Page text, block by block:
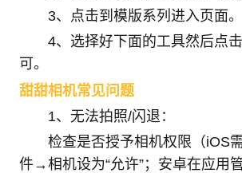
3、点击到模版系列进入页面。
4、选择好下面的工具然后点
可。
甜甜相机常见问题
1、无法拍照/闪退：
检查是否授予相机权限（iOS
件→相机设为“允许”；安卓在应用